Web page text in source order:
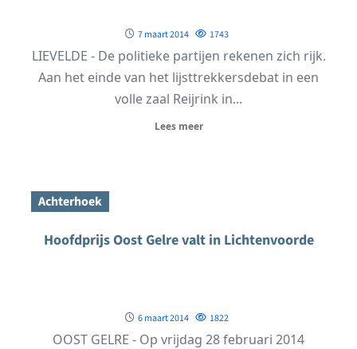
7 maart 2014 1743
LIEVELDE - De politieke partijen rekenen zich rijk.
Aan het einde van het lijsttrekkersdebat in een
volle zaal Reijrink in...
Lees meer
Achterhoek
Hoofdprijs Oost Gelre valt in Lichtenvoorde
6 maart 2014 1822
OOST GELRE - Op vrijdag 28 februari 2014